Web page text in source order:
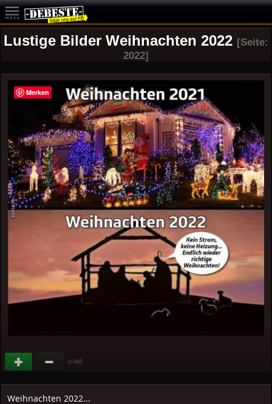
Lustige Bilder Weihnachten 2022 [Seite:
2022]
(+142)
Weihnachten 2022...
Merken